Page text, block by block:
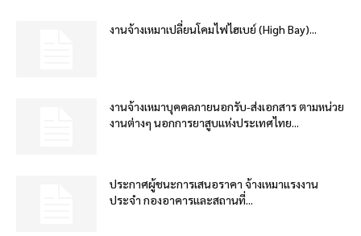
งานจ้างเหมาเปลี่ยนโคมไฟไฮเบย์ (High Bay)...
งานจ้างเหมาบุคคลภายนอกรับ-ส่งเอกสาร ตามหน่วย
งานต่างๆ นอกการยาสูบแห่งประเทศไทย...
ประกาศผู้ชนะการเสนอราคา จ้างเหมาแรงงาน
ประจำ กองอาคารและสถานที่...